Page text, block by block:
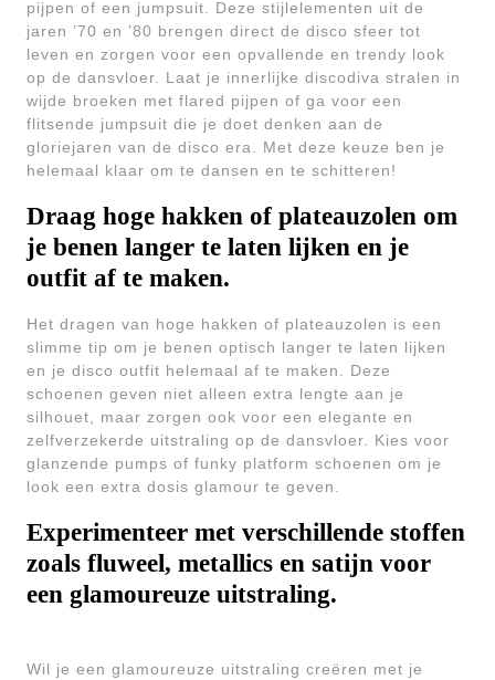
pijpen of een jumpsuit. Deze stijlelementen uit de
jaren ’70 en ’80 brengen direct de disco sfeer tot
leven en zorgen voor een opvallende en trendy look
op de dansvloer. Laat je innerlijke discodiva stralen in
wijde broeken met flared pijpen of ga voor een
flitsende jumpsuit die je doet denken aan de
gloriejaren van de disco era. Met deze keuze ben je
helemaal klaar om te dansen en te schitteren!
Draag hoge hakken of plateauzolen om
je benen langer te laten lijken en je
outfit af te maken.
Het dragen van hoge hakken of plateauzolen is een
slimme tip om je benen optisch langer te laten lijken
en je disco outfit helemaal af te maken. Deze
schoenen geven niet alleen extra lengte aan je
silhouet, maar zorgen ook voor een elegante en
zelfverzekerde uitstraling op de dansvloer. Kies voor
glanzende pumps of funky platform schoenen om je
look een extra dosis glamour te geven.
Experimenteer met verschillende stoffen
zoals fluweel, metallics en satijn voor
een glamoureuze uitstraling.
Wil je een glamoureuze uitstraling creëren met je